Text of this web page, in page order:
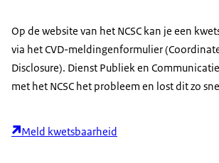
Op de website van het NCSC kan je een
via het CVD-meldingenformulier
Disclosure). Dienst Publiek en
met het NCSC het probleem en lost dit zo
Meld kwetsbaarheid